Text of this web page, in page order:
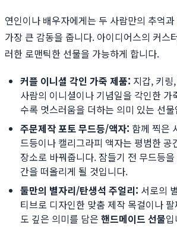
연인이나 배우자에게는 두 사람만의 추억
가장 큰 감동을 줍니다. 아이디어스의 커스
러한 로맨틱한 선물을 가능하게 합니다.
커플 이니셜 각인 가죽 제품: 지갑, 키링
사람의 이니셜이나 기념일을 각인한 가
수록 멋스러움을 더하는 의미 있는 선
주문제작 포토 무드등/액자: 함께 찍은
드등이나 캘리그라피 액자는 평범한 공
장소로 바꿔줍니다. 잠들기 전 무드등
간을 떠올리게 될 것입니다.
둘만의 별자리/탄생석 주얼리: 서로의
티브로 디자인한 맞춤 제작 목걸이나
도 깊은 의미를 담은 핸드메이드 선물